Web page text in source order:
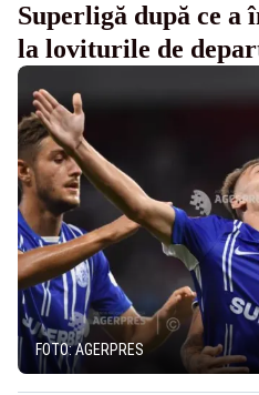
Superligă după ce a
la loviturile de
FOTO: AGERPRES